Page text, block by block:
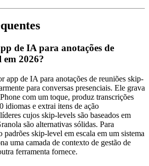
de IA para anotações de
em 2026?
app de IA para anotações de reuniões skip-
para conversas presenciais. Ele grava
com um toque, produz transcrições
idiomas e extrai itens de ação
cujos skip-levels são baseados em
são alternativas sólidas. Para
padrões skip-level em escala em um sistema
uma camada de contexto de gestão de
ferramenta fornece.